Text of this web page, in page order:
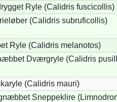
Ryle (Calidris fuscicollis)
(Calidris subruficollis)
Ryle (Calidris melanotos)
Dværgryle (Calidris
(Calidris mauri)
Sneppeklire